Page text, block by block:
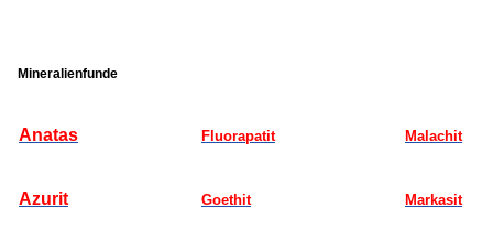
Mineralienfunde
Anatas Fluorapatit Malachit
Azurit Goethit Markasit